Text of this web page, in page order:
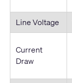
Line Voltage
Current
Draw